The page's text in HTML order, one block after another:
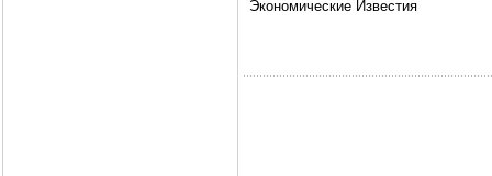
Экономические Известия